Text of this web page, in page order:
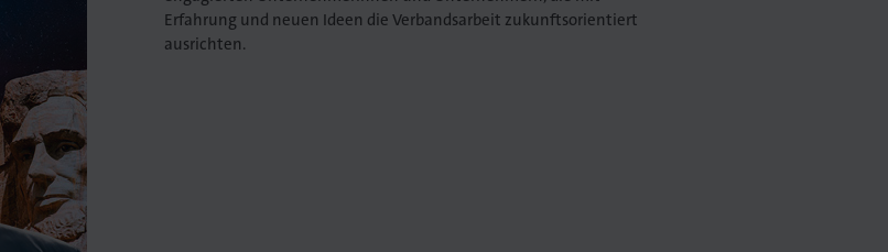
Erfahrung und neuen Ideen die Verbandsarbeit zukunftsorientiert
ausrichten.